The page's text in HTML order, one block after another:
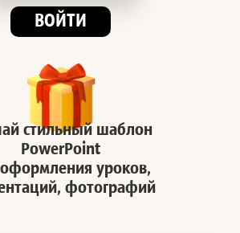
ВОЙТИ
стильный шаблон
PowerPoint
уроков,
фотографий